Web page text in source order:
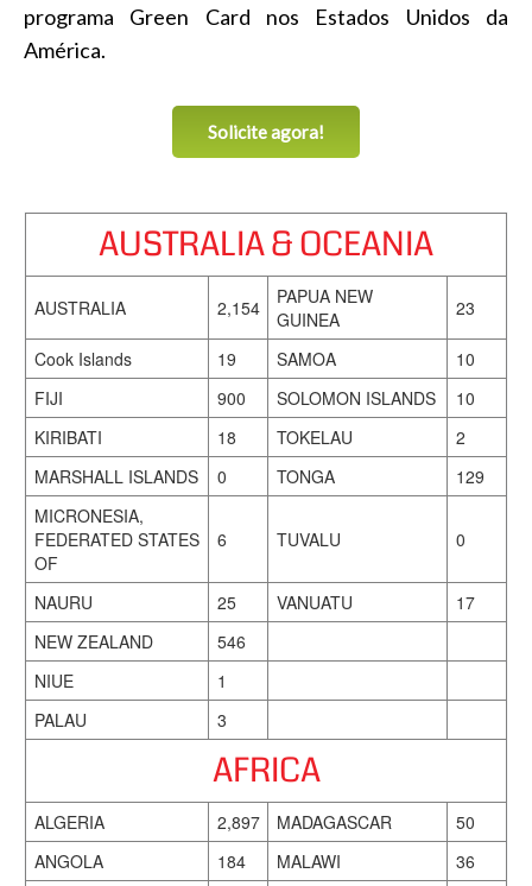
programa Green Card nos Estados Unidos da
América.
Solicite agora!
AUSTRALIA & OCEANIA
AUSTRALIA 2,154
PAPUA NEW
GUINEA
23
Cook Islands 19 SAMOA
10
FIJI
900 SOLOMON ISLANDS
10
KIRIBATI
18 TOKELAU
2
MARSHALL ISLANDS
0 TONGA
129
MICRONESIA,
FEDERATED STATES
OF
6 TUVALU 0
NAURU 25 VANUATU
17
NEW ZEALAND
546
NIUE
1
PALAU
3
AFRICA
ALGERIA 2,897 MADAGASCAR
50
ANGOLA
184 MALAWI
36